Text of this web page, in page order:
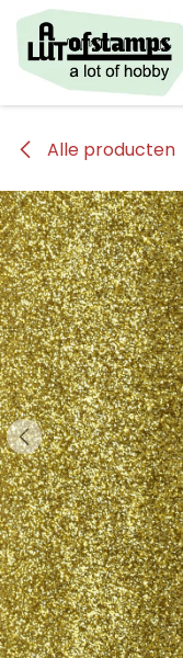
Overslaan naar inhoud
Alle producten